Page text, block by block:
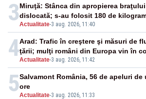
3Actualitate-3 aug. 2026, 11:40
Miruţă: Stânca din apropierea
dislocată; s-au folosit 180 de
4Actualitate-3 aug. 2026, 11:42
Arad: Trafic în creştere şi măsuri de
ţării; mulţi români din Europa vin în
5Actualitate-3 aug. 2026, 11:33
Salvamont România, 56 de apeluri de
ore